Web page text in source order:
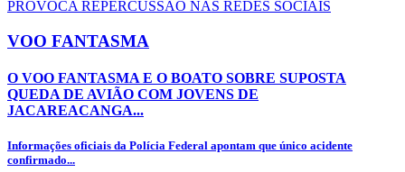
VOO FANTASMA
O VOO FANTASMA E O BOATO SOBRE SUPOSTA
QUEDA DE AVIÃO COM JOVENS DE
JACAREACANGA...
Informações oficiais da Polícia Federal apontam que único acidente
confirmado...